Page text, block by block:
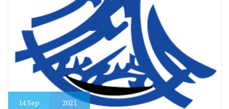
14Sep 2021